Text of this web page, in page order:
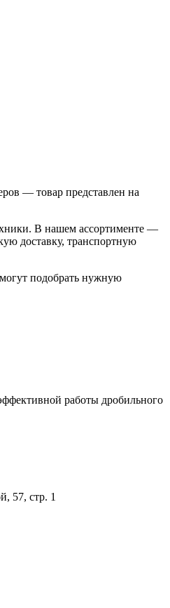
— товар представлен на
В нашем ассортименте —
доставку, транспортную
подобрать нужную
работы дробильного
57, стр. 1